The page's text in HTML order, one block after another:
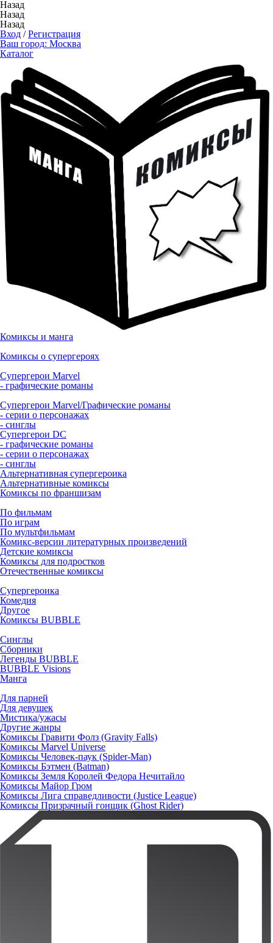
Назад
Назад
Назад
Вход /Регистрация
Ваш город: Москва
Каталог
Комиксы и манга
Комиксы о супергероях
Супергерои Marvel
- графические романы
Супергерои Marvel/Графические романы
- серии о персонажах
- синглы
Супергерои DC
- графические романы
- серии о персонажах
- синглы
Альтернативная супергероика
Альтернативные комиксы
Комиксы по франшизам
По фильмам
По играм
По мультфильмам
Комикс-версии литературных произведений
Детские комиксы
Комиксы для подростков
Отечественные комиксы
Супергероика
Комедия
Другое
Комиксы BUBBLE
Синглы
Сборники
Легенды BUBBLE
BUBBLE Visions
Манга
Для парней
Для девушек
Мистика/ужасы
Другие жанры
Комиксы Гравити Фолз (Gravity Falls)
Комиксы Marvel Universe
Комиксы Человек-паук (Spider-Man)
Комиксы Бэтмен (Batman)
Комиксы Земля Королей Федора Нечитайло
Комиксы Майор Гром
Комиксы Лига справедливости (Justice League)
Комиксы Призрачный гонщик (Ghost Rider)